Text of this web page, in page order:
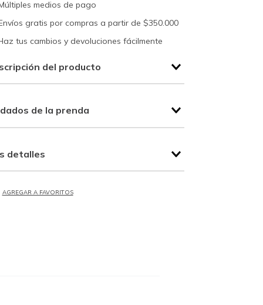
medios de pago
gratis por compras a partir de $350.000
tus cambios y devoluciones fácilmente
del producto
de la prenda
detalles